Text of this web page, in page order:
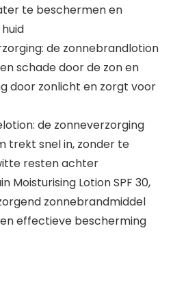
te beschermen en
de zonnebrandlotion
schade door de zon en
door zonlicht en zorgt voor
de zonneverzorging
trekt snel in, zonder te
resten achter
Moisturising Lotion SPF 30,
zonnebrandmiddel
effectieve bescherming